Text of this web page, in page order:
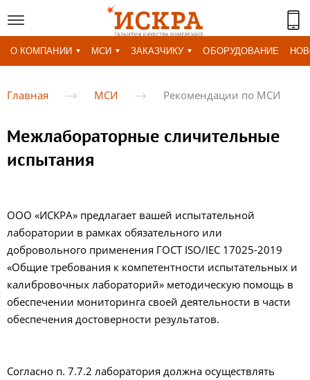
О КОМПАНИИ МСИ ЗАКАЗЧИКУ ОБОРУДОВАНИЕ
Главная МСИ Рекомендации по МСИ
Межлабораторные сличительные
испытания
ООО «ИСКРА» предлагает вашей испытательной
лаборатории в рамках обязательного или
добровольного применения ГОСТ ISO/IEC 17025-2019
«Общие требования к компетентности испытательных и
калибровочных лабораторий» методическую помощь в
обеспечении мониторинга своей деятельности в части
обеспечения достоверности результатов.
Согласно п. 7.7.2 лаборатория должна осуществлять